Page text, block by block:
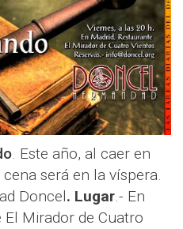
. Este año, al caer en
será en la víspera.
Doncel. Lugar.- En
Mirador de Cuatro